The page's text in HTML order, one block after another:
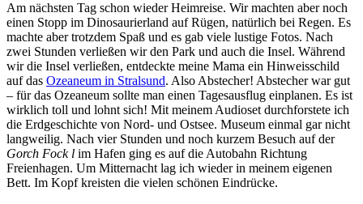
Am nächsten Tag schon wieder Heimreise. Wir machten aber noch
einen Stopp im Dinosaurierland auf Rügen, natürlich bei Regen. Es
machte aber trotzdem Spaß und es gab viele lustige Fotos. Nach
zwei Stunden verließen wir den Park und auch die Insel. Während
wir die Insel verließen, entdeckte meine Mama ein Hinweisschild
auf das Ozeaneum in Stralsund. Also Abstecher! Abstecher war gut
– für das Ozeaneum sollte man einen Tagesausflug einplanen. Es ist
wirklich toll und lohnt sich! Mit meinem Audioset durchforstete ich
die Erdgeschichte von Nord- und Ostsee. Museum einmal gar nicht
langweilig. Nach vier Stunden und noch kurzem Besuch auf der
Gorch Fock l im Hafen ging es auf die Autobahn Richtung
Freienhagen. Um Mitternacht lag ich wieder in meinem eigenen
Bett. Im Kopf kreisten die vielen schönen Eindrücke.